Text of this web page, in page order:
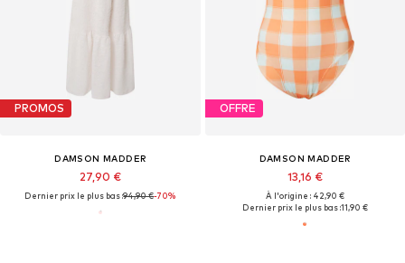
PROMOS
DAMSON MADDER
27,90 €
Dernier prix le plus bas :94,90 €-70%
OFFRE
DAMSON MADDER
13,16 €
À l'origine : 42,90 €
Dernier prix le plus bas :11,90 €